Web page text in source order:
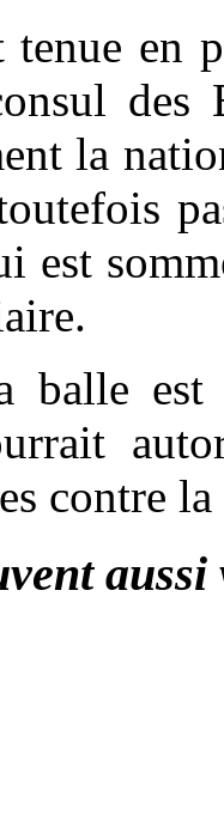
tenue en
des
la
est
balle
contre